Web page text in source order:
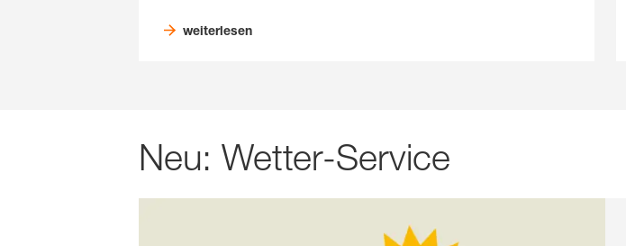
weiterlesen
Neu: Wetter-Service